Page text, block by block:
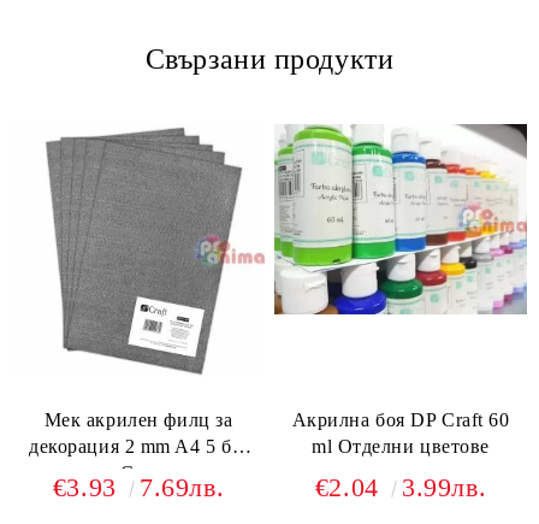
Свързани продукти
Мек акрилен филц за
декорация 2 mm A4 5 бр.
Сив
€3.93 7.69лв.
Акрилна боя DP Craft 60
ml Отделни цветове
€2.04 3.99лв.